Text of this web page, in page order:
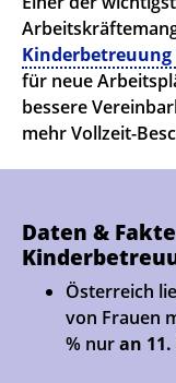
für neue
bessere
mehr Vollzeit-
Daten &
Österreich
von Frauen
% nuran